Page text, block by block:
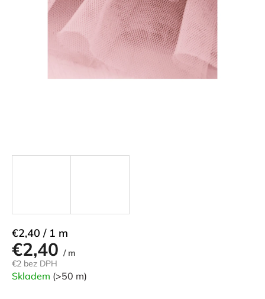
€2,40 / m
€2 bez DPH
Jednotková
cena:
€2,40 / 1 m
Skladem (>50 m)